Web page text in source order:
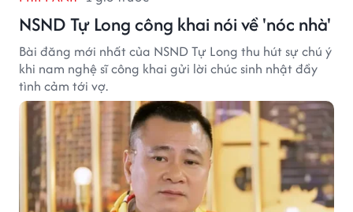
NSND Tự Long công khai nói về 'nóc nhà'
Bài đăng mới nhất của NSND Tự Long thu hút sự chú ý
khi nam nghệ sĩ công khai gửi lời chúc sinh nhật đầy
tình cảm tới vợ.